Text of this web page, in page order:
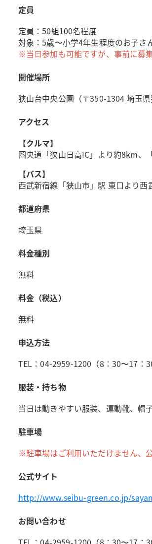
定員
定員：50組100名程度
対象：5歳〜小学4年生程度のお子さ
※当日参加も可能ですが、事前に募
開催場所
狭山台中央公園（〒350-1304 埼玉県
アクセス
【クルマ】
圏央道「狭山日高IC」より約8km、
【バス】
西武新宿線「狭山市」駅 東口より
都道府県
埼玉県
料金種別
無料
料金（税込）
無料
申込方法
TEL：04-2959-1200（8：30〜17：
服装・持ち物
当日は動きやすい服装、運動靴、帽
駐車場
※駐車場はご利用いただけません、
公式サイト
http://www.seibu-green.co.jp/
お問い合わせ